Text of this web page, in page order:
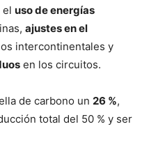
el uso de energías
ajustes en el
intercontinentales y
en los circuitos.
de carbono un 26 %,
total del 50 % y ser